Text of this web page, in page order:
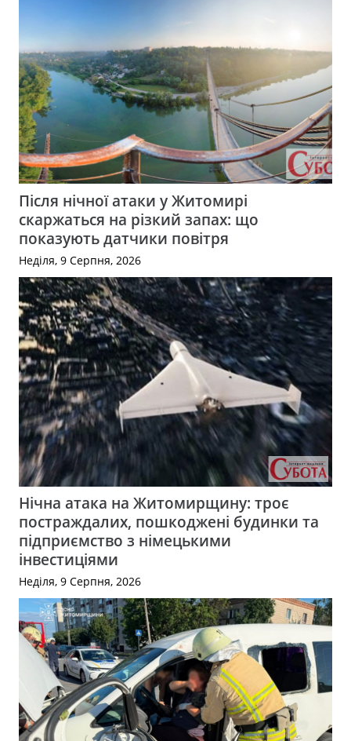
Після нічної атаки у Житомирі
скаржаться на різкий запах: що
показують датчики повітря
Неділя, 9 Серпня, 2026
Нічна атака на Житомирщину: троє
постраждалих, пошкоджені будинки та
підприємство з німецькими
інвестиціями
Неділя, 9 Серпня, 2026